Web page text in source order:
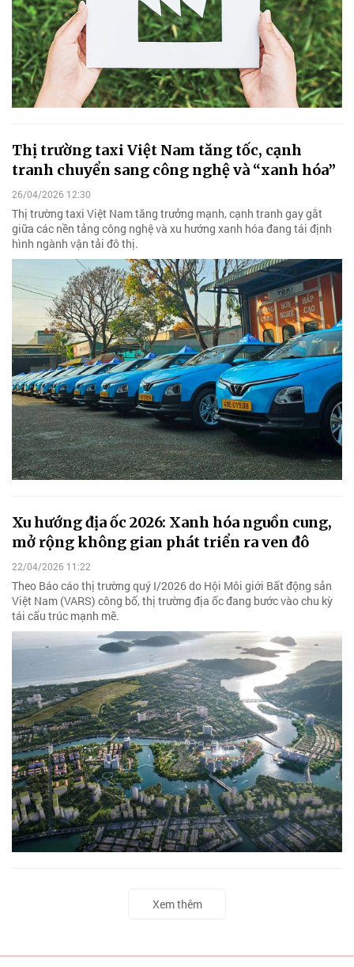
Thị trường taxi Việt Nam tăng tốc, cạnh
tranh chuyển sang công nghệ và “xanh hóa”
26/04/2026 12:30
Thị trường taxi Việt Nam tăng trưởng mạnh, cạnh tranh gay gắt
giữa các nền tảng công nghệ và xu hướng xanh hóa đang tái định
hình ngành vận tải đô thị.
Xu hướng địa ốc 2026: Xanh hóa nguồn cung,
mở rộng không gian phát triển ra ven đô
22/04/2026 11:22
Theo Báo cáo thị trường quý I/2026 do Hội Môi giới Bất động sản
Việt Nam (VARS) công bố, thị trường địa ốc đang bước vào chu kỳ
tái cấu trúc mạnh mẽ.
Xem thêm